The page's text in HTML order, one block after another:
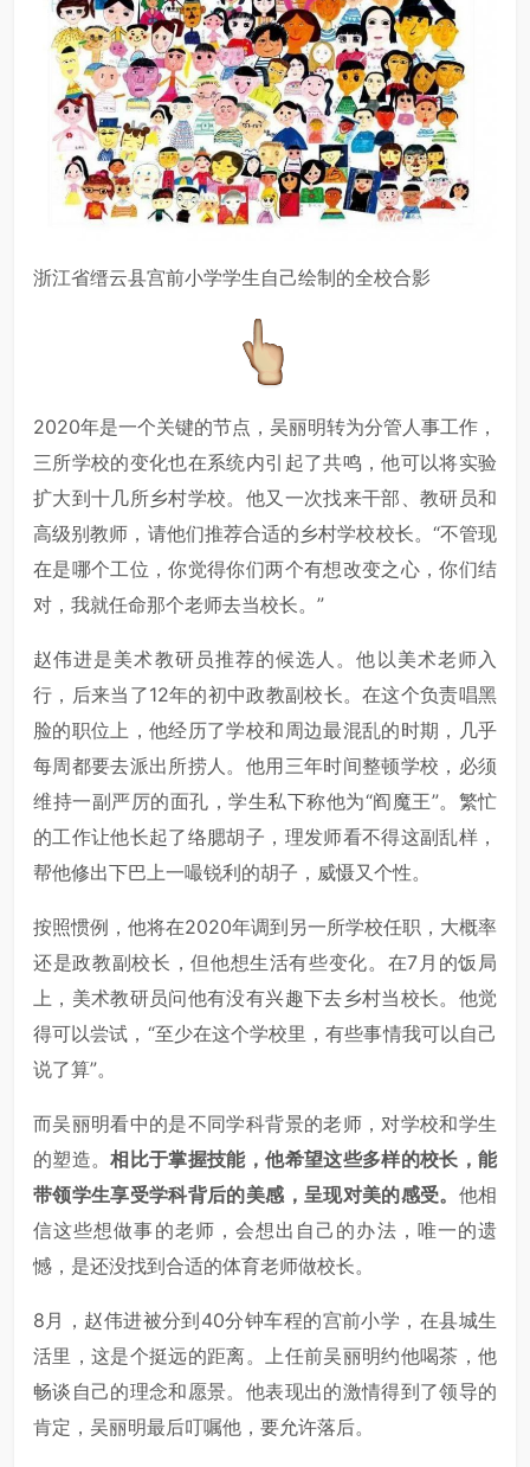
浙江省缙云县宫前小学学生自己绘制的全校合影
2020年是一个关键的节点，吴丽明转为分管人事工作，
三所学校的变化也在系统内引起了共鸣，他可以将实验
扩大到十几所乡村学校。他又一次找来干部、教研员和
高级别教师，请他们推荐合适的乡村学校校长。“不管现
在是哪个工位，你觉得你们两个有想改变之心，你们结
对，我就任命那个老师去当校长。”
赵伟进是美术教研员推荐的候选人。他以美术老师入
行，后来当了12年的初中政教副校长。在这个负责唱黑
脸的职位上，他经历了学校和周边最混乱的时期，几乎
每周都要去派出所捞人。他用三年时间整顿学校，必须
维持一副严厉的面孔，学生私下称他为“阎魔王”。繁忙
的工作让他长起了络腮胡子，理发师看不得这副乱样，
帮他修出下巴上一嘬锐利的胡子，威慑又个性。
按照惯例，他将在2020年调到另一所学校任职，大概率
还是政教副校长，但他想生活有些变化。在7月的饭局
上，美术教研员问他有没有兴趣下去乡村当校长。他觉
得可以尝试，“至少在这个学校里，有些事情我可以自己
说了算”。
而吴丽明看中的是不同学科背景的老师，对学校和学生
的塑造。相比于掌握技能，他希望这些多样的校长，能
带领学生享受学科背后的美感，呈现对美的感受。 他相
信这些想做事的老师，会想出自己的办法，唯一的遗
憾，是还没找到合适的体育老师做校长。
8月，赵伟进被分到40分钟车程的宫前小学，在县城生
活里，这是个挺远的距离。上任前吴丽明约他喝茶，他
畅谈自己的理念和愿景。他表现出的激情得到了领导的
肯定，吴丽明最后叮嘱他，要允许落后。